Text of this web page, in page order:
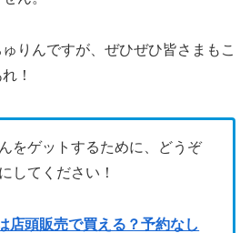
りんですが、ぜひぜひ皆さまもこ
！
をゲットするために、どうぞ
してください！
店頭販売で買える？予約なし